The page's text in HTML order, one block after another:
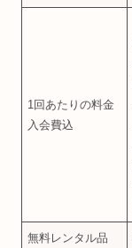
1回あたりの料金
入会費込
無料レンタル品